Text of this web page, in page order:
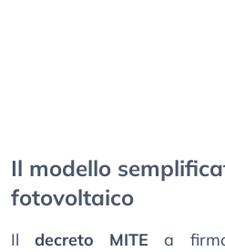
Il modello
fotovoltaico
Ildecreto MITE a